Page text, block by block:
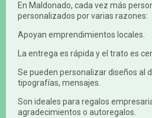
En Maldonado, cada vez más
personalizados por varias razones:
Apoyan emprendimientos locales.
La entrega es rápida y el trato es
Se pueden personalizar diseños al
tipografías, mensajes.
Son ideales para regalos
agradecimientos o autoregalos.